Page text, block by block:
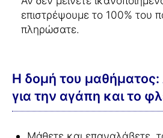
επιστρέψουμε το 100% του
πληρώσατε.
Η δομή του μαθήματος:
για την αγάπη και το